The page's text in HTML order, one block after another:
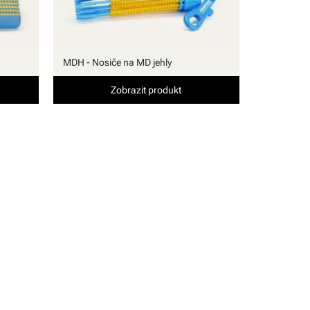
MDH - Nosiče na MD jehly
Zobrazit produkt